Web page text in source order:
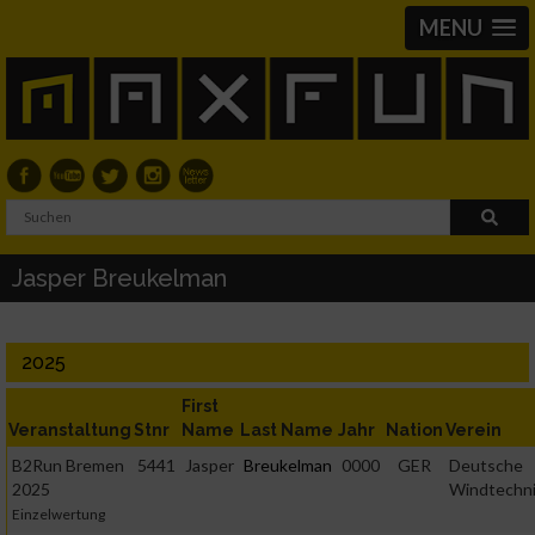
MENU
Jasper Breukelman
2025
Veranstaltung Stnr
First
Name Last Name Jahr NationVerein
B2Run Bremen
2025
Einzelwertung
5441 Jasper Breukelman 0000 GER
Deutsche